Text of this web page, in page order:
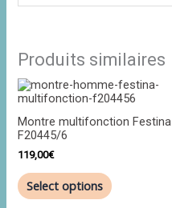
Produits similaires
Montre multifonction Festina
F20445/6
119,00€
Select options